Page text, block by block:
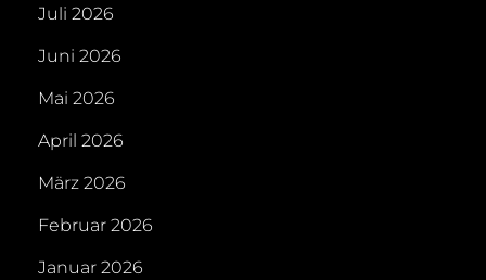
Juli 2026
Juni 2026
Mai 2026
April 2026
März 2026
Februar 2026
Januar 2026